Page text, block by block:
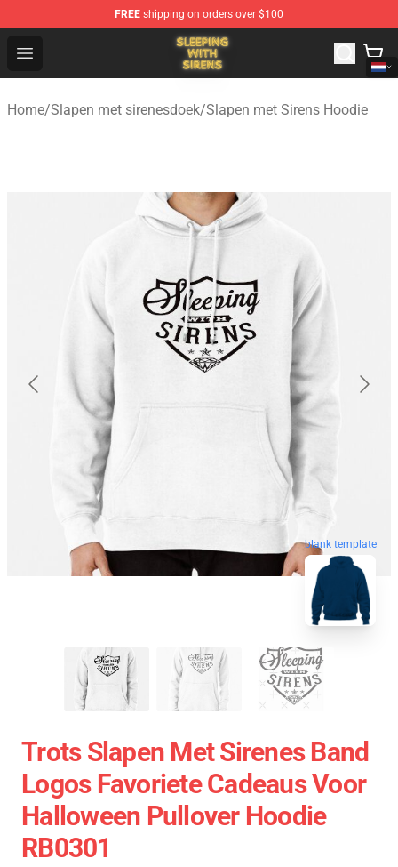
FREE shipping on orders over $100
Open menu
Sleeping With Sirens Store - Official Sleeping With
Home/Slapen met sirenesdoek/Slapen met Sirens Hoodie
blank template
Trots Slapen Met Sirenes Band
Logos Favoriete Cadeaus Voor
Halloween Pullover Hoodie
RB0301